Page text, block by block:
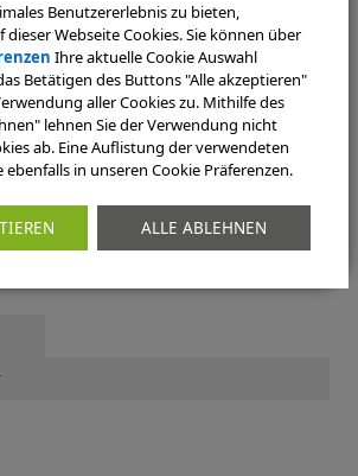
Benutzererlebnis zu bieten,
Webseite Cookies. Sie können über
Ihre aktuelle Cookie Auswahl
Betätigen des Buttons "Alle akzeptieren"
aller Cookies zu. Mithilfe des
lehnen Sie der Verwendung nicht
ab. Eine Auflistung der verwendeten
ebenfalls in unseren Cookie Präferenzen.
ALLE ABLEHNEN